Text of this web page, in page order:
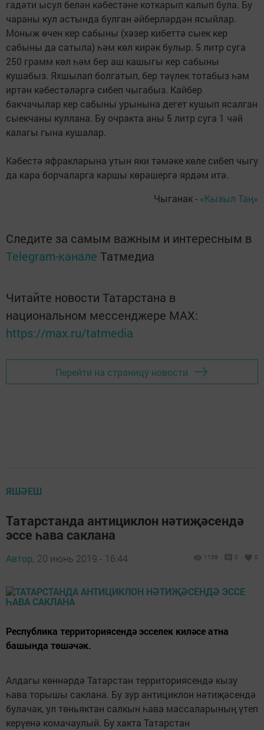
гадәти ысул белән кәбестәне коткарып калып була. Бу
чараны кул астында булган әйберләрдән ясыйлар.
Моныж өчен кер сабыны (хәзер кибеттә сыек кер
сабыны да сатыла) һәм көл кирәк булыр. 5 литр суга
250 грамм көл һәм бер аш кашыгы кер сабыны
кушабыз. Яхшылап болгатып, бер тәүлек тотабыз һәм
иртән кәбестәләргә сибеп чыгабыз. Кайбер
бакчачылар кер сабыны урынына дегет кушып ясалган
сыекчаны куллана. Бу очракта аны 5 литр суга 1 чәй
калагы гына кушалар.
Кәбестә яфракларына утын яки тәмәке көле сибеп чыгу
да кара борчаларга каршы көрәшергә ярдәм итә.
Чыганак - «Кызыл Таң»
Следите за самым важным и интересным в
Telegram-канале Татмедиа
Читайте новости Татарстана в
национальном мессенджере MАХ:
https://max.ru/tatmedia
Перейти на страницу новости
ЯШӘЕШ
Татарстанда антициклон нәтиҗәсендә
эссе һава саклана
Автор, 20 июнь 2019 - 16:44 1139 0 0
Республика территориясендә эсселек киләсе атна
башында төшәчәк.
Алдагы көннәрдә Татарстан территориясендә кызу
һава торышы саклана. Бу зур антициклон нәтиҗәсендә
булачак, ул төньяктан салкын һава массаларының үтеп
керүенә комачаулый. Бу хакта Татарстан